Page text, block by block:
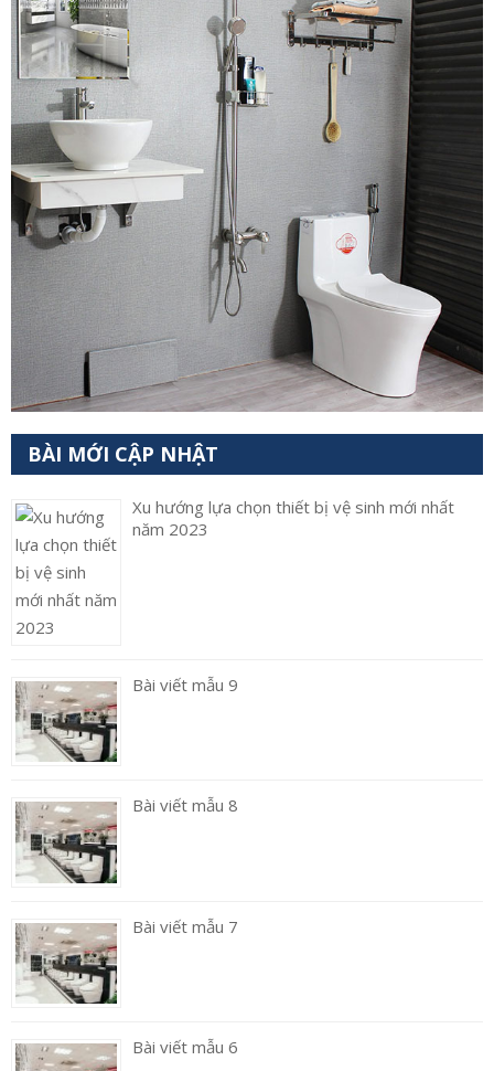
BÀI MỚI CẬP NHẬT
Xu hướng lựa chọn thiết bị vệ sinh mới nhất
năm 2023
Bài viết mẫu 9
Bài viết mẫu 8
Bài viết mẫu 7
Bài viết mẫu 6